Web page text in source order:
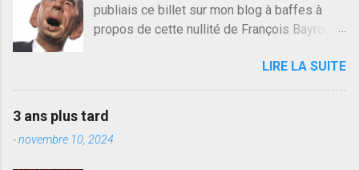
m
m
e
n
r
e
publiais ce billet sur mon blog à baffes à
propos de cette nullité de François Bayrou. Il
quelqu'un, je ne parle pas des couples mais
des amis ou des valeurs dans lesquels on
croit. François Bayrou est en passe de
devenir le traite d'une partie de son électorat
et c'est par la presse qu'on l'apprend. On
LIRE LA SUITE
3 ans plus tard
-novembre 10, 2024